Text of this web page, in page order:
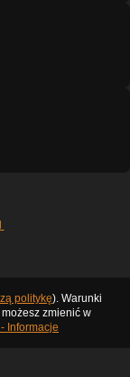
politykę). Warunki
zmienić w
Informacje